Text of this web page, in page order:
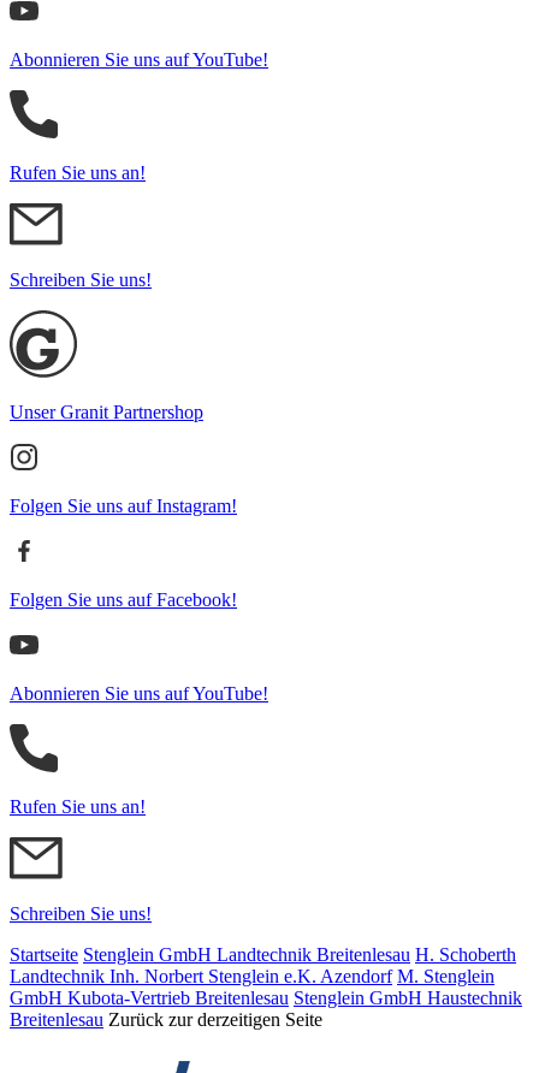
Abonnieren Sie uns auf YouTube!
Rufen Sie uns an!
Schreiben Sie uns!
Unser Granit Partnershop
Folgen Sie uns auf Instagram!
Folgen Sie uns auf Facebook!
Abonnieren Sie uns auf YouTube!
Rufen Sie uns an!
Schreiben Sie uns!
Startseite Stenglein GmbH Landtechnik Breitenlesau H. Schoberth
Land­tech­nik Inh. Norbert Stenglein e.K. Azendorf M. Stenglein
GmbH Kubota-Vertrieb Breitenlesau Stenglein GmbH Haustechnik
Breitenlesau Zurück zur derzeitigen Seite